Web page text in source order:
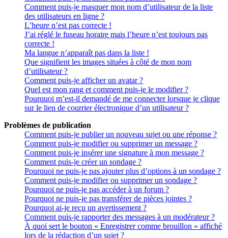
Comment puis-je masquer mon nom d’utilisateur de la liste
des utilisateurs en ligne ?
L’heure n’est pas correcte !
J’ai réglé le fuseau horaire mais l’heure n’est toujours pas
correcte !
Ma langue n’apparaît pas dans la liste !
Que signifient les images situées à côté de mon nom
d’utilisateur ?
Comment puis-je afficher un avatar ?
Quel est mon rang et comment puis-je le modifier ?
Pourquoi m’est-il demandé de me connecter lorsque je clique
sur le lien de courrier électronique d’un utilisateur ?
Problèmes de publication
Comment puis-je publier un nouveau sujet ou une réponse ?
Comment puis-je modifier ou supprimer un message ?
Comment puis-je insérer une signature à mon message ?
Comment puis-je créer un sondage ?
Pourquoi ne puis-je pas ajouter plus d’options à un sondage ?
Comment puis-je modifier ou supprimer un sondage ?
Pourquoi ne puis-je pas accéder à un forum ?
Pourquoi ne puis-je pas transférer de pièces jointes ?
Pourquoi ai-je reçu un avertissement ?
Comment puis-je rapporter des messages à un modérateur ?
À quoi sert le bouton « Enregistrer comme brouillon » affiché
lors de la rédaction d’un sujet ?